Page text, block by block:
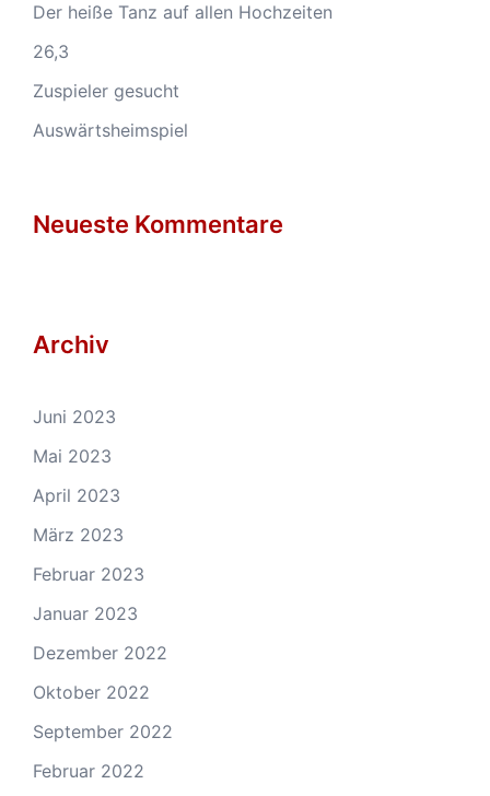
Der heiße Tanz auf allen Hochzeiten
26,3
Zuspieler gesucht
Auswärtsheimspiel
Neueste Kommentare
Archiv
Juni 2023
Mai 2023
April 2023
März 2023
Februar 2023
Januar 2023
Dezember 2022
Oktober 2022
September 2022
Februar 2022